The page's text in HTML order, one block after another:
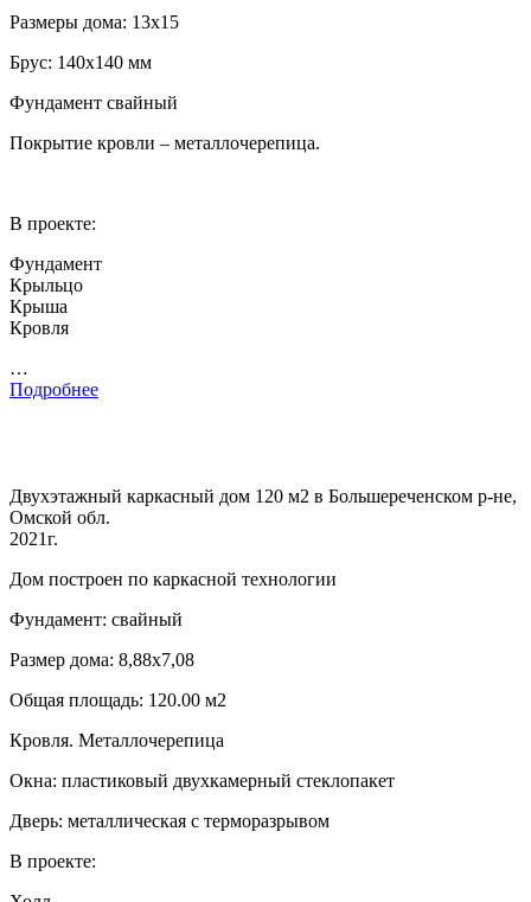
Размеры дома: 13х15
Брус: 140х140 мм
Фундамент свайный
Покрытие кровли – металлочерепица.
В проекте:
Фундамент
Крыльцо
Крыша
Кровля
…
Подробнее
Двухэтажный каркасный дом 120 м2 в Большереченском р-не,
Омской обл.
2021г.
Дом построен по каркасной технологии
Фундамент: свайный
Размер дома: 8,88х7,08
Общая площадь: 120.00 м2
Кровля. Металлочерепица
Окна: пластиковый двухкамерный стеклопакет
Дверь: металлическая с терморазрывом
В проекте: